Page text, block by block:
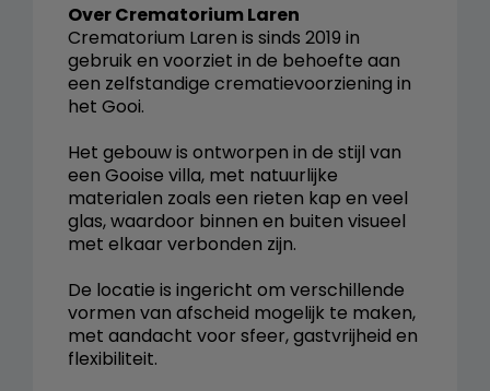
Over Crematorium Laren
Crematorium Laren is sinds 2019 in
gebruik en voorziet in de behoefte aan
een zelfstandige crematievoorziening in
het Gooi.
Het gebouw is ontworpen in de stijl van
een Gooise villa, met natuurlijke
materialen zoals een rieten kap en veel
glas, waardoor binnen en buiten visueel
met elkaar verbonden zijn.
De locatie is ingericht om verschillende
vormen van afscheid mogelijk te maken,
met aandacht voor sfeer, gastvrijheid en
flexibiliteit.